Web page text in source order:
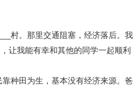
村。那里交通阻塞，经济落后。我
让我能有幸和其他的同学一起顺利
种田为生，基本没有经济来源。爸